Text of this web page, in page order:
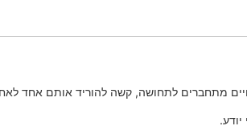
מתחברים לתחושה, קשה להוריד אותם אחד